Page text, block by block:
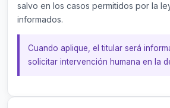
salvo en los casos permitidos por la
informados.
Cuando aplique, el titular será
solicitar intervención humana en la